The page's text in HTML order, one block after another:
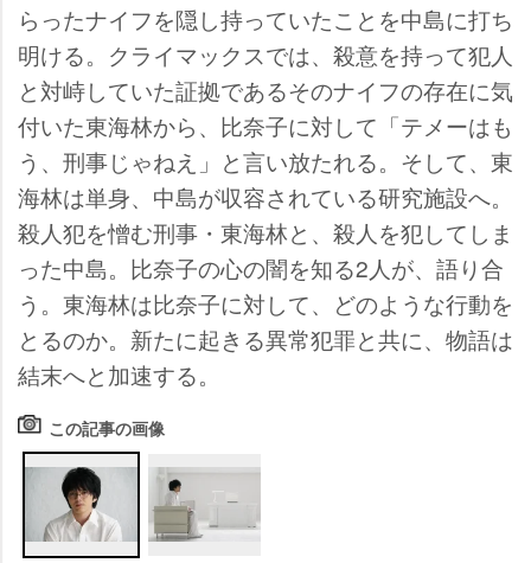
らったナイフを隠し持っていたことを中島に打ち
明ける。クライマックスでは、殺意を持って犯人
と対峙していた証拠であるそのナイフの存在に気
付いた東海林から、比奈子に対して「テメーはも
う、刑事じゃねえ」と言い放たれる。そして、東
海林は単身、中島が収容されている研究施設へ。
殺人犯を憎む刑事・東海林と、殺人を犯してしま
った中島。比奈子の心の闇を知る2人が、語り合
う。東海林は比奈子に対して、どのような行動を
とるのか。新たに起きる異常犯罪と共に、物語は
結末へと加速する。
この記事の画像